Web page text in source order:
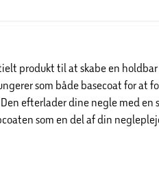
produkt til at skabe en
som både basecoat for at
efterlader dine negle med en
som en del af din